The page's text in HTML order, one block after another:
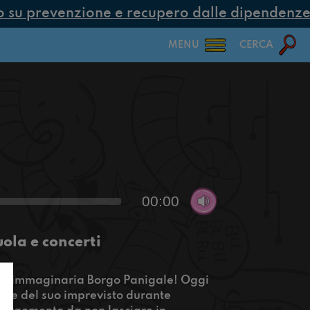
prevenzione e recupero dalle dipendenze
MENU CERCA
00:00
e concerti
Borgo Panigale! Oggi
e del suo imprevisto durante